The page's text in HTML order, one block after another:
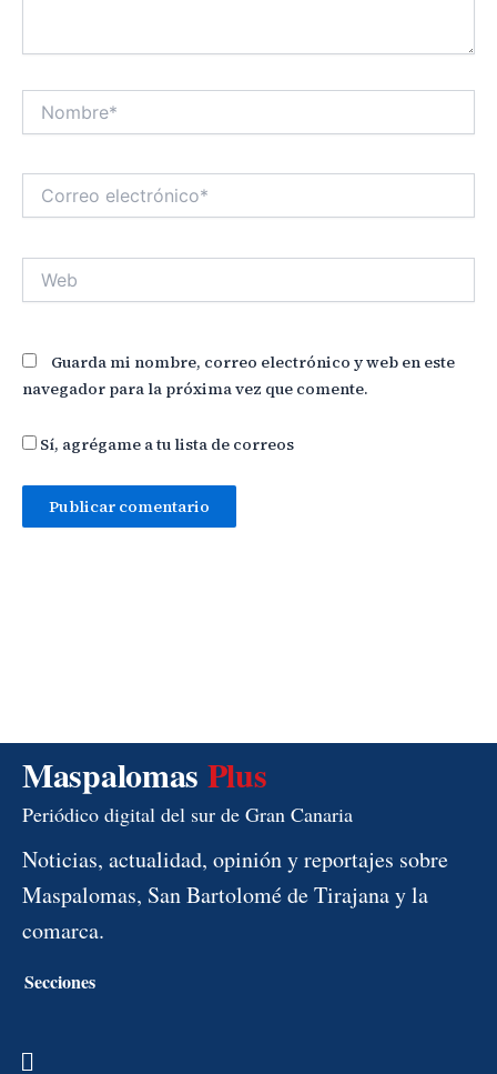
Correo
electrónico*
Guarda mi nombre, correo electrónico y web en este
navegador para la próxima vez que comente.
Sí, agrégame a tu lista de correos
Maspalomas Plus
Periódico digital del sur de Gran Canaria
Noticias, actualidad, opinión y reportajes sobre
Maspalomas, San Bartolomé de Tirajana y la
comarca.
Secciones
Menú